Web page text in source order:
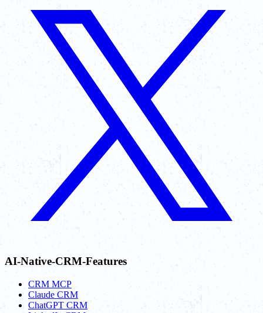
AI-Native-CRM-Features
CRM MCP
Claude CRM
ChatGPT CRM